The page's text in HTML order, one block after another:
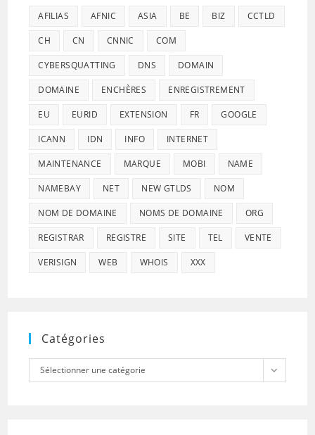
AFILIAS AFNIC ASIA BE BIZ CCTLD
CH CN CNNIC COM
CYBERSQUATTING DNS DOMAIN
DOMAINE ENCHÈRES ENREGISTREMENT
EU EURID EXTENSION FR GOOGLE
ICANN IDN INFO INTERNET
MAINTENANCE MARQUE MOBI NAME
NAMEBAY NET NEW GTLDS NOM
NOM DE DOMAINE NOMS DE DOMAINE ORG
REGISTRAR REGISTRE SITE TEL VENTE
VERISIGN WEB WHOIS XXX
Catégories
Catégories
Sélectionner une catégorie